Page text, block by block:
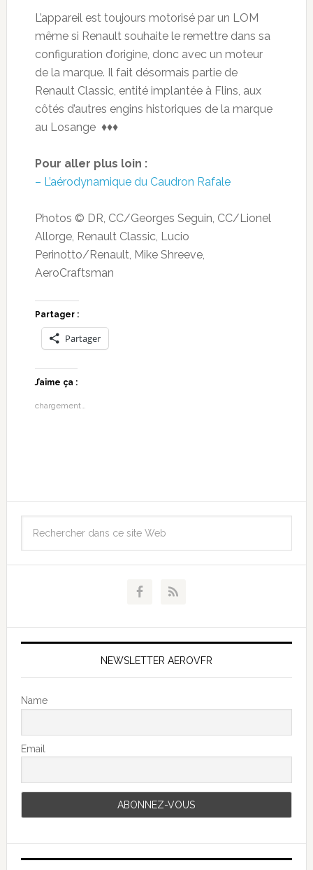
L’appareil est toujours motorisé par un LOM
même si Renault souhaite le remettre dans sa
configuration d’origine, donc avec un moteur
de la marque. Il fait désormais partie de
Renault Classic, entité implantée à Flins, aux
côtés d’autres engins historiques de la marque
au Losange ♦♦♦
Pour aller plus loin :
– L’aérodynamique du Caudron Rafale
Photos © DR, CC/Georges Seguin, CC/Lionel
Allorge, Renault Classic, Lucio
Perinotto/Renault, Mike Shreeve,
AeroCraftsman
Partager :
Partager
J’aime ça :
chargement…
NEWSLETTER AEROVFR
Name
Email